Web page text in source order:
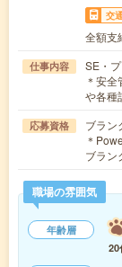
交
全額
仕事内容
SE・
＊安
や各種
応募資格
ブラン
＊
ブラン
職場の雰囲気
年齢層
20